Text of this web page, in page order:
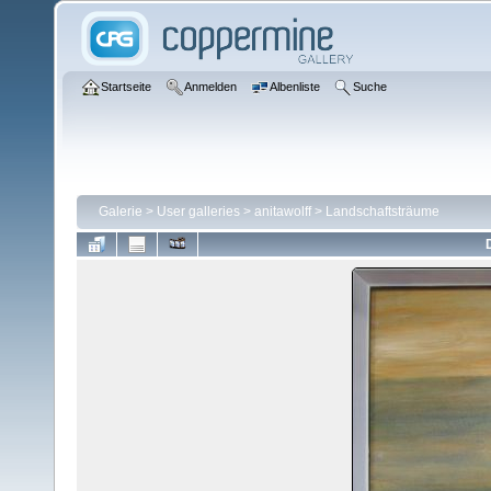
Startseite Anmelden Albenliste Suche
Galerie > User galleries > anitawolff > Landschaftsträume